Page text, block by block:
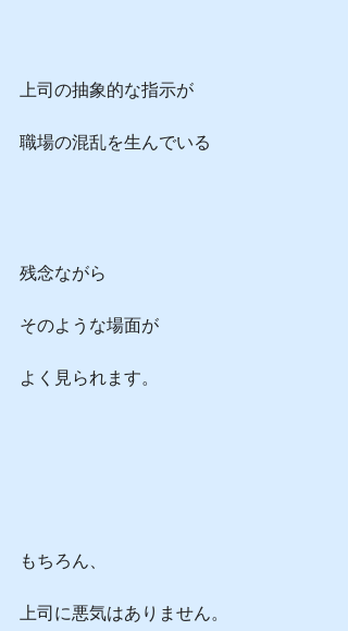
上司の抽象的な指示が
職場の混乱を生んでいる
残念ながら
そのような場面が
よく見られます。
もちろん、
上司に悪気はありません。